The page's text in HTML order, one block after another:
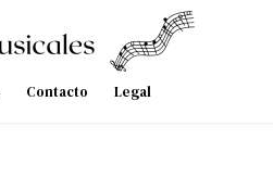
Contacto Legal